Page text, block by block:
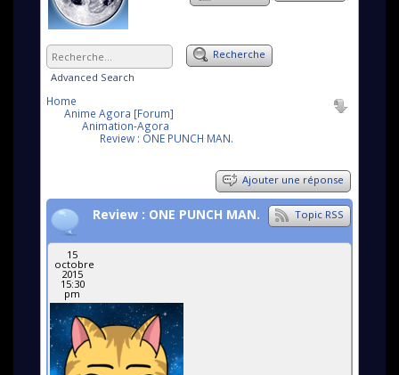
Recherche
Advanced Search
Home
Anime Agora [Forum]
Animation-Agora
Review : ONE PUNCH MAN.
Ajouter une réponse
Topic RSS
Review : ONE PUNCH MAN.
15
octobre
2015
15:30
pm